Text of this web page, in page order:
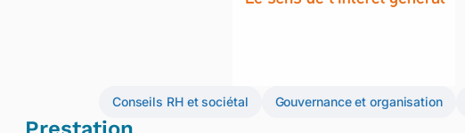
Conseils RH et sociétal Gouvernance et organisation